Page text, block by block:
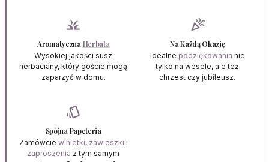
grass
AromatycznaHerbata
Wysokiej jakości susz
herbaciany, który goście mogą
zaparzyć w domu.
celebration
Na Każdą Okazję
Idealne podziękowania nie
tylko na wesele, ale też
chrzest czy jubileusz.
style
Spójna Papeteria
Zamówcie winietki, zawieszki i
zaproszenia z tym samym